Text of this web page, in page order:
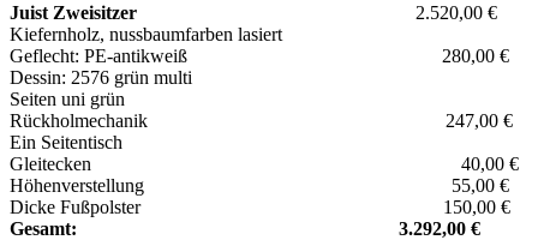
Juist Zweisitzer
2.520,00 €
Kiefernholz, nussbaumfarben lasiert
Geflecht: PE-antikweiß 280,00 €
Dessin: 2576 grün multi
Seiten uni grün
Rückholmechanik 247,00 €
Ein Seitentisch
Gleitecken 40,00 €
Höhenverstellung 55,00 €
Dicke Fußpolster 150,00 €
Gesamt: 3.292,00 €